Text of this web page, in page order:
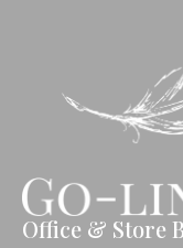
Office & Store